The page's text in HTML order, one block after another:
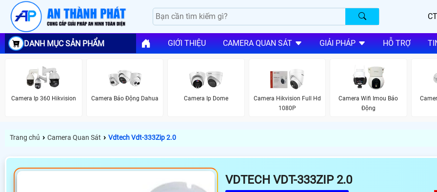
DANH MỤC SẢN PHẨM GIỚI THIỆU CAMERA QUAN SÁT GIẢI PHÁP HỖ TRỢ
Camera Ip 360 Hikvision Camera Báo Động Dahua Camera Ip Dome
Camera Hikvision Full Hd
1080P
Camera Wifi Imou Báo
Động
Trang chủ › Camera Quan Sát › Vdtech Vdt-333Zip 2.0
VDTECH VDT-333ZIP 2.0